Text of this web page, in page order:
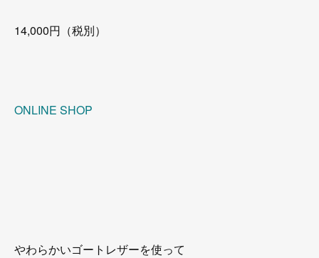
14,000円（税別）
ONLINE SHOP
やわらかいゴートレザーを使って